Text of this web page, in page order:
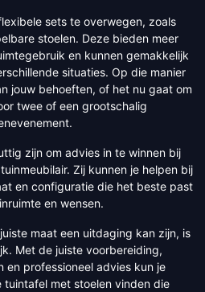
sets te overwegen, zoals
stoelen. Deze bieden meer
en kunnen gemakkelijk
situaties. Op die manier
jouw behoeften, of het nu gaat om
twee of een grootschalig
zijn om advies in te winnen bij
Zij kunnen je helpen bij
en configuratie die het beste past
en wensen.
maat een uitdaging kan zijn, is
Met de juiste voorbereiding,
en professioneel advies kun je
met stoelen vinden die